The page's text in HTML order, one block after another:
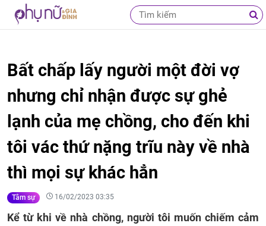
Bất chấp lấy người một đời vợ
nhưng chỉ nhận được sự ghẻ
lạnh của mẹ chồng, cho đến khi
tôi vác thứ nặng trĩu này về nhà
thì mọi sự khác hẳn
Tâm sự 16/02/2023 03:35
Kể từ khi về nhà chồng, người tôi muốn chiếm cảm